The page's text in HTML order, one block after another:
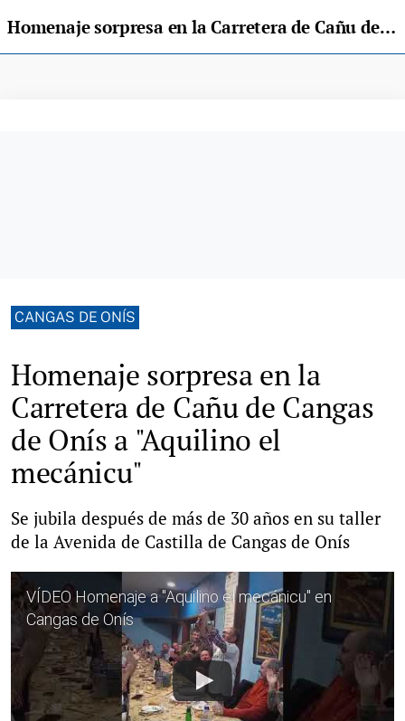
Homenaje sorpresa en la Carretera de Cañu de Cangas de Onís a "Aquilino el mecánicu"
CANGAS DE ONÍS
Homenaje sorpresa en la
Carretera de Cañu de Cangas
de Onís a "Aquilino el
mecánicu"
Se jubila después de más de 30 años en su taller
de la Avenida de Castilla de Cangas de Onís
VÍDEO Homenaje a "Aquilino el mecánicu" en
Cangas de Onís